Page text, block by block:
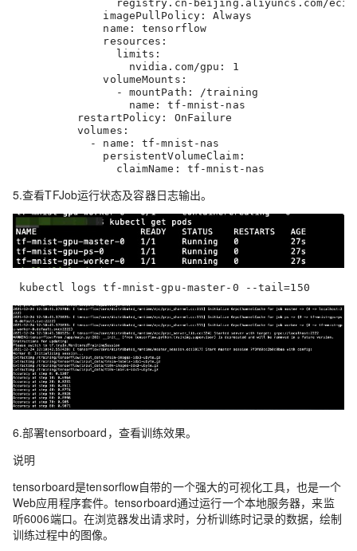
registry.cn-beijing.aliyuncs.com/eci/tf-
imagePullPolicy: Always
name: tensorflow
resources:
limits:
nvidia.com/gpu: 1
volumeMounts:
- mountPath: /training
name: tf-mnist-nas
restartPolicy: OnFailure
volumes:
- name: tf-mnist-nas
persistentVolumeClaim:
claimName: tf-mnist-nas
5.查看TFJob运行状态及容器日志输出。
kubectl logs tf-mnist-gpu-master-0 --tail=150
6.部署tensorboard，查看训练效果。
说明
tensorboard是tensorflow自带的一个强大的可视化工具，也是一个
Web应用程序套件。tensorboard通过运行一个本地服务器，来监
听6006端口。在浏览器发出请求时，分析训练时记录的数据，绘制
训练过程中的图像。